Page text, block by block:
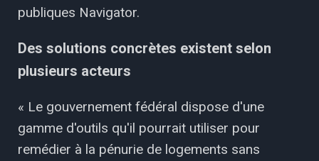
publiques Navigator.
Des solutions concrètes existent selon
plusieurs acteurs
« Le gouvernement fédéral dispose d'une
gamme d'outils qu'il pourrait utiliser pour
remédier à la pénurie de logements sans